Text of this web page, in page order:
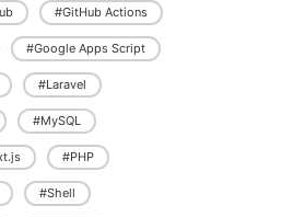
#GitHub Actions
#Google Apps Script
#Laravel
#MySQL
#PHP
#Shell